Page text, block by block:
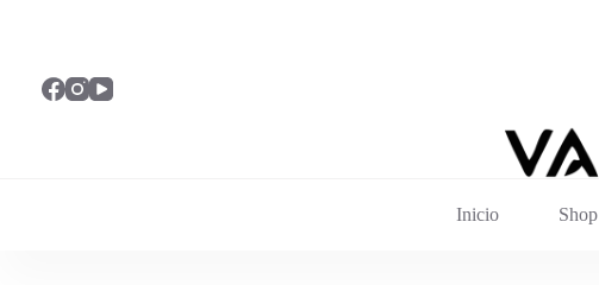
Inicio Shop